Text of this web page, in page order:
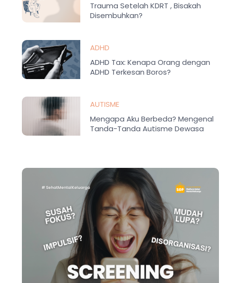
Trauma Setelah KDRT , Bisakah
Disembuhkan?
ADHD
ADHD Tax: Kenapa Orang dengan
ADHD Terkesan Boros?
AUTISME
Mengapa Aku Berbeda? Mengenal
Tanda-Tanda Autisme Dewasa